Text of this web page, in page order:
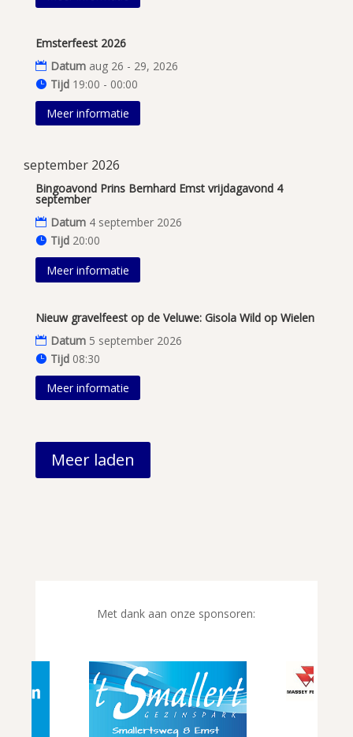
Emsterfeest 2026
Datum aug 26 - 29, 2026
Tijd 19:00 - 00:00
Meer informatie
september 2026
Bingoavond Prins Bernhard Emst vrijdagavond 4
september
Datum 4 september 2026
Tijd 20:00
Meer informatie
Nieuw gravelfeest op de Veluwe: Gisola Wild op Wielen
Datum 5 september 2026
Tijd 08:30
Meer informatie
Meer laden
Met dank aan onze sponsoren: